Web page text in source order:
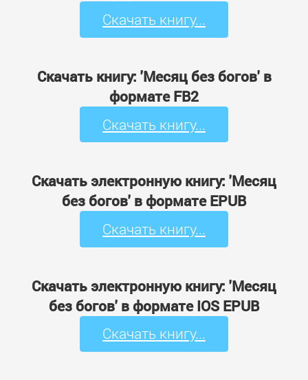
Скачать книгу...
Скачать книгу: 'Месяц без богов' в
формате FB2
Скачать книгу...
Скачать электронную книгу: 'Месяц
без богов' в формате EPUB
Скачать книгу...
Скачать электронную книгу: 'Месяц
без богов' в формате IOS EPUB
Скачать книгу...